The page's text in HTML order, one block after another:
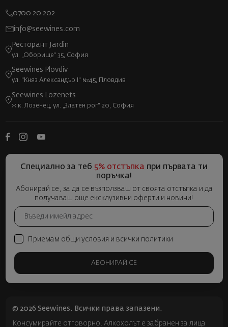
0700 20 202
info@seewines.com
Ресторант Jardin
ул. „Оборище“ 35, София
Seewines Plovdiv
ул. "Княз Александър I" №45, Пловдив
Seewines Lozenets
ж.к. Лозенец, ул. „Златен рог“ 20, София
Специално за теб 5% отстъпка при първата ти
поръчка!
Абонирай се, за да се възползваш от своята отстъпка и да
получаваш още ексклузивни оферти и новини!
Приемам общи условия и всички политики
АБОНИРАЙ СЕ
© 2026 Seewines. Всички права запазени.
Консумирайте отговорно. Алкохолът е забранен за лица